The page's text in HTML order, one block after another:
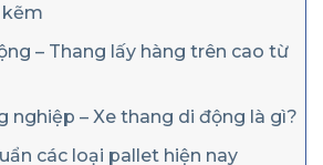
– Thang lấy hàng trên cao từ
nghiệp – Xe thang di động là gì?
các loại pallet hiện nay